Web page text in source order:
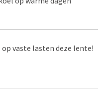
op vaste lasten deze lente!